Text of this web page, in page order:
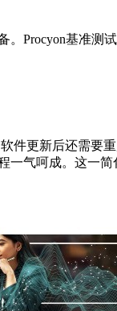
Procyon基准测
件更新后还需要
一气呵成。 这一简